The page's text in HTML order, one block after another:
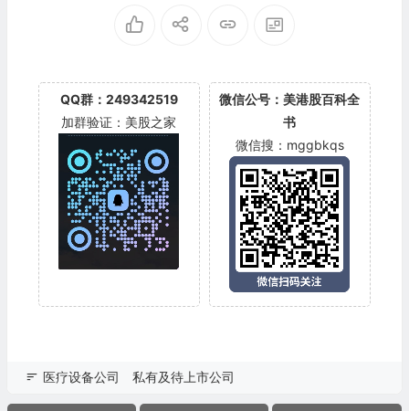
QQ群：249342519
加群验证：美股之家
微信公号：美港股百科全
书
微信搜：mggbkqs
医疗设备公司 私有及待上市公司